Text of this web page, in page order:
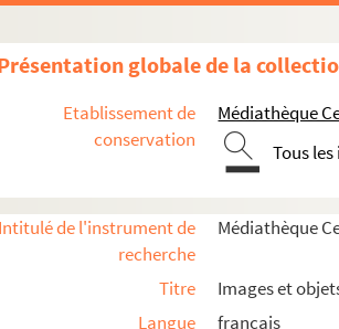
globale de la
Etablissement de
conservation
Médiathèque
Tous
Intitulé de l'instrument de
recherche
Médiathèque
Titre
Images et
Langue
français
Histoire politique et sociale
Vie du territoire
Ville de Saint-Denis
Rénovations et aménagements
Médailles
Basilique de Saint-Denis
Herbier
Établissements de santé